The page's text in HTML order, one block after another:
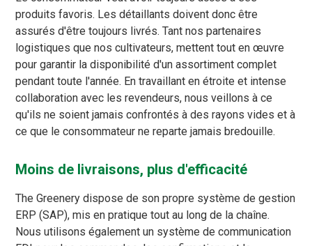
produits favoris. Les détaillants doivent donc être
assurés d'être toujours livrés. Tant nos partenaires
logistiques que nos cultivateurs, mettent tout en œuvre
pour garantir la disponibilité d'un assortiment complet
pendant toute l'année. En travaillant en étroite et intense
collaboration avec les revendeurs, nous veillons à ce
qu'ils ne soient jamais confrontés à des rayons vides et à
ce que le consommateur ne reparte jamais bredouille.
Moins de livraisons, plus d'efficacité
The Greenery dispose de son propre système de gestion
ERP (SAP), mis en pratique tout au long de la chaîne.
Nous utilisons également un système de communication